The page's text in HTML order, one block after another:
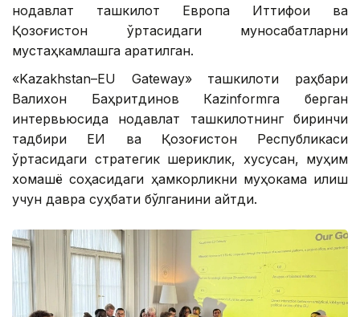
нодавлат ташкилот Европа Иттифоқи ва
Қозоғистон ўртасидаги муносабатларни
мустаҳкамлашга қаратилган.
«Kazakhstan–EU Gateway» ташкилоти раҳбари
Валихон Баҳритдинов Кazinformга берган
интервьюсида нодавлат ташкилотнинг биринчи
тадбири ЕИ ва Қозоғистон Республикаси
ўртасидаги стратегик шериклик, хусусан, муҳим
хомашё соҳасидаги ҳамкорликни муҳокама қилиш
учун давра суҳбати бўлганини айтди.